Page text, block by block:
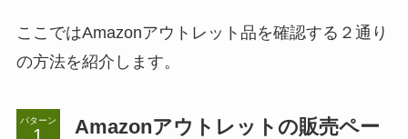
ここではAmazonアウトレット品を確認する２通り
の方法を紹介します。
パターン
Amazonアウトレットの販売ペー